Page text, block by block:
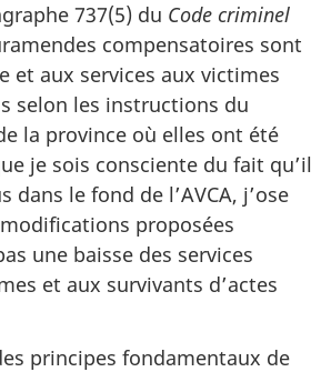
737(5) du Code criminel
compensatoires sont
et aux services aux victimes
selon les instructions du
la province où elles ont été
je sois consciente du fait qu’il
dans le fond de l’AVCA, j’ose
proposées
une baisse des services
et aux survivants d’actes
principes fondamentaux de